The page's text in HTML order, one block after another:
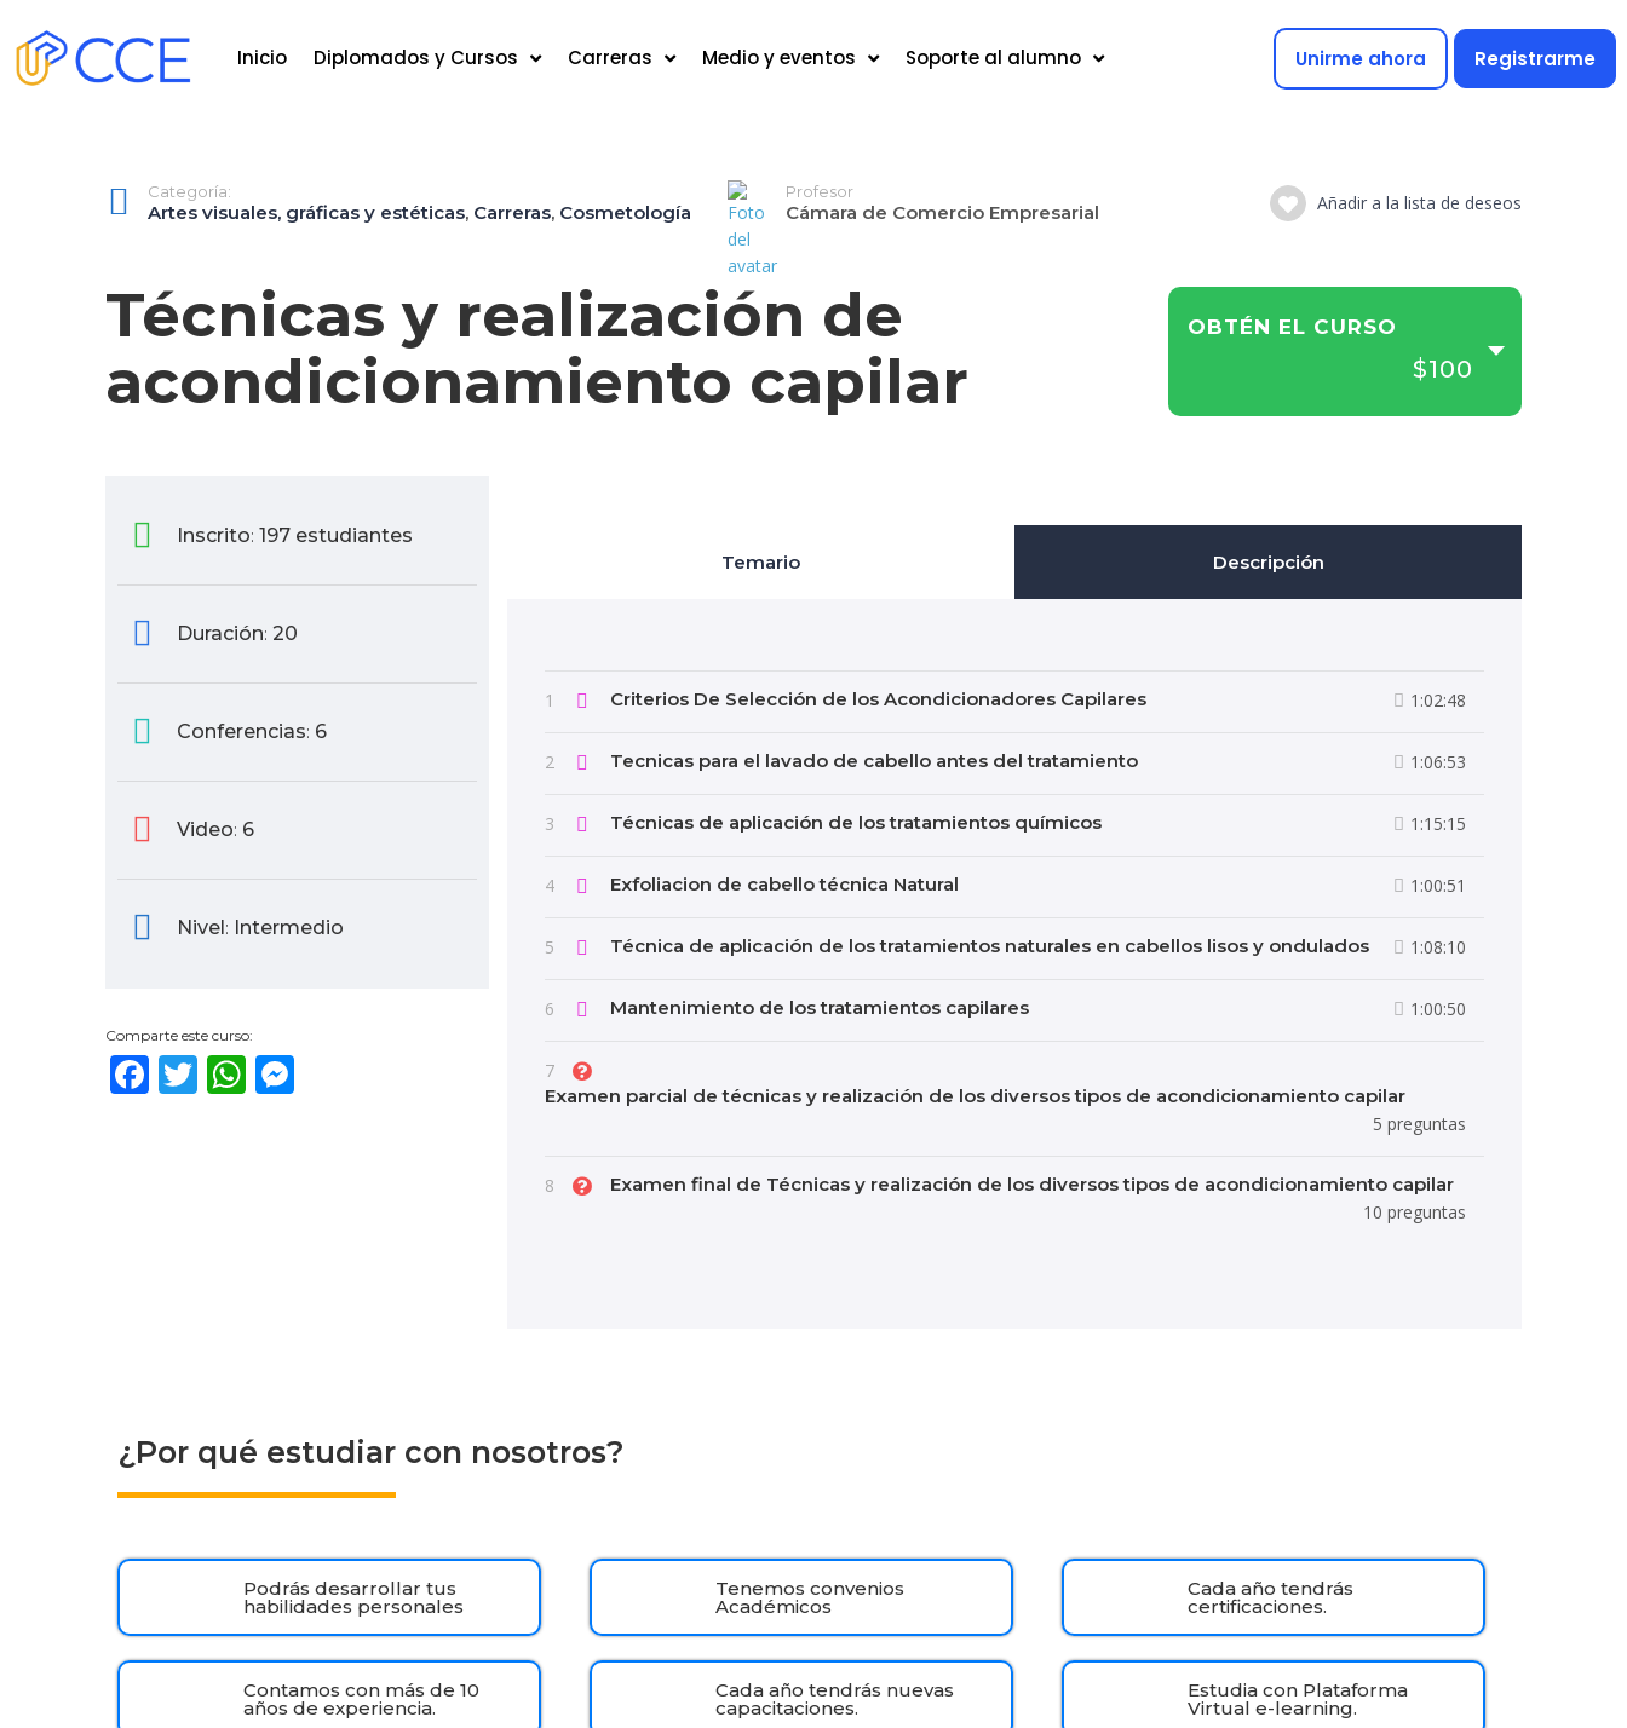
Inicio Diplomados y Cursos Carreras Medio y eventos Soporte al alumno Unirme ahora Registrarme
Categoría:
Artes visuales, gráficas y estéticas, Carreras, Cosmetología
Profesor
Cámara de Comercio Empresarial Añadir a la lista de deseos
Técnicas y realización de
acondicionamiento capilar
OBTÉN EL CURSO
$100
Inscrito: 197 estudiantes
Duración: 20
Conferencias: 6
Video: 6
Nivel: Intermedio
Comparte este curso:
Facebook
TwitterWhatsApp
Temario Descripción
1 Criterios De Selección de los Acondicionadores Capilares 1:02:48
2 Tecnicas para el lavado de cabello antes del tratamiento 1:06:53
3 Técnicas de aplicación de los tratamientos químicos 1:15:15
4 Exfoliacion de cabello técnica Natural 1:00:51
5 Técnica de aplicación de los tratamientos naturales en cabellos lisos y ondulados 1:08:10
6 Mantenimiento de los tratamientos capilares 1:00:50
7
Examen parcial de técnicas y realización de los diversos tipos de acondicionamiento capilar
5 preguntas
8
Examen final de Técnicas y realización de los diversos tipos de acondicionamiento capilar
10 preguntas
¿Por qué estudiar con nosotros?
Podrás desarrollar tus
habilidades personales
Tenemos convenios
Académicos
Cada año tendrás
certificaciones.
Contamos con más de 10
años de experiencia.
Cada año tendrás nuevas
capacitaciones.
Estudia con Plataforma
Virtual e-learning.